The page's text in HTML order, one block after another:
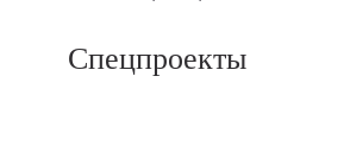
Спецпроекты